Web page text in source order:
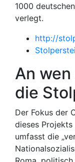
1000
verlegt.
http://
An
die
Der Fokus der
dieses
umfasst die